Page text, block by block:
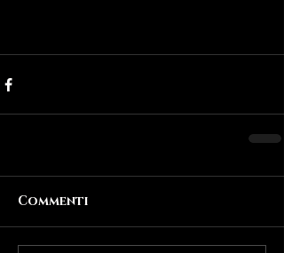
Commenti